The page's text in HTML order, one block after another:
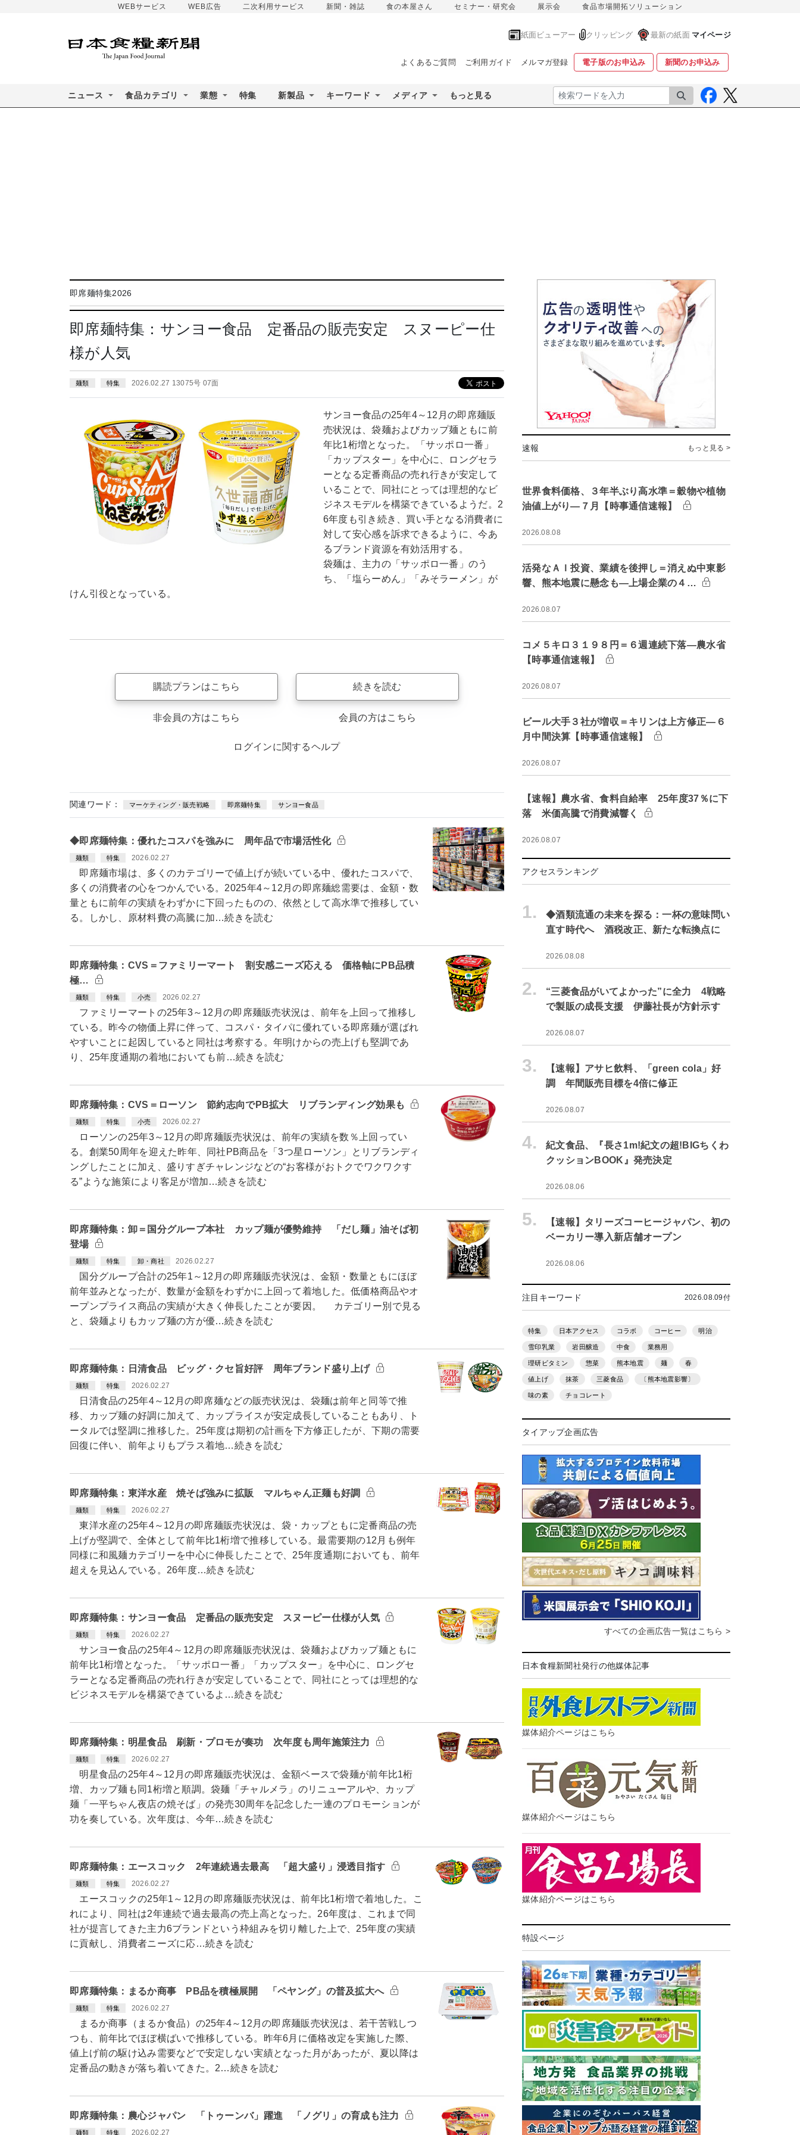
WEBサービス WEB広告 二次利用サービス 新聞・雑誌 食の本屋さん セミナー・研究会 展示会 食品市場開拓ソリューション
紙面ビューアー クリッピング 最新の紙面 マイページ
よくあるご質問 ご利用ガイド メルマガ登録 電子版のお申込み 新聞のお申込み
ニュース 食品カテゴリ 業態 特集 新製品 キーワード メディア もっと見る 検索
即席麺特集2026
即席麺特集：サンヨー食品 定番品の販売安定 スヌーピー仕
様が人気
麺類 特集 2026.02.27 13075号 07面
サンヨー食品の25年4～12月の即席麺販
売状況は、袋麺およびカップ麺ともに前
年比1桁増となった。「サッポロ一番」
「カップスター」を中心に、ロングセラ
ーとなる定番商品の売れ行きが安定して
いることで、同社にとっては理想的なビ
ジネスモデルを構築できているようだ。2
6年度も引き続き、買い手となる消費者に
対して安心感を訴求できるように、今あ
るブランド資源を有効活用する。
袋麺は、主力の「サッポロ一番」のう
ち、「塩らーめん」「みそラーメン」が
けん引役となっている。
購読プランはこちら
非会員の方はこちら
続きを読む
会員の方はこちら
ログインに関するヘルプ
関連ワード： マーケティング・販売戦略 即席麺特集 サンヨー食品
◆即席麺特集：優れたコスパを強みに 周年品で市場活性化
麺類 特集 2026.02.27
即席麺市場は、多くのカテゴリーで値上げが続いている中、優れたコスパで、
多くの消費者の心をつかんでいる。2025年4～12月の即席麺総需要は、金額・数
量ともに前年の実績をわずかに下回ったものの、依然として高水準で推移してい
る。しかし、原材料費の高騰に加…続きを読む
即席麺特集：CVS＝ファミリーマート 割安感ニーズ応える 価格軸にPB品積
極…
麺類 特集 小売 2026.02.27
ファミリーマートの25年3～12月の即席麺販売状況は、前年を上回って推移し
ている。昨今の物価上昇に伴って、コスパ・タイパに優れている即席麺が選ばれ
やすいことに起因していると同社は考察する。年明けからの売上げも堅調であ
り、25年度通期の着地においても前…続きを読む
即席麺特集：CVS＝ローソン 節約志向でPB拡大 リブランディング効果も
麺類 特集 小売 2026.02.27
ローソンの25年3～12月の即席麺販売状況は、前年の実績を数％上回ってい
る。創業50周年を迎えた昨年、同社PB商品を「3つ星ローソン」とリブランディ
ングしたことに加え、盛りすぎチャレンジなどの“お客様がおトクでワクワクす
る”ような施策により客足が増加…続きを読む
即席麺特集：卸＝国分グループ本社 カップ麺が優勢維持 「だし麺」油そば初
登場
麺類 特集 卸・商社 2026.02.27
国分グループ合計の25年1～12月の即席麺販売状況は、金額・数量ともにほぼ
前年並みとなったが、数量が金額をわずかに上回って着地した。低価格商品やオ
ープンプライス商品の実績が大きく伸長したことが要因。 カテゴリー別で見る
と、袋麺よりもカップ麺の方が優…続きを読む
即席麺特集：日清食品 ビッグ・クセ旨好評 周年ブランド盛り上げ
麺類 特集 2026.02.27
日清食品の25年4～12月の即席麺などの販売状況は、袋麺は前年と同等で推
移、カップ麺の好調に加えて、カップライスが安定成長していることもあり、ト
ータルでは堅調に推移した。25年度は期初の計画を下方修正したが、下期の需要
回復に伴い、前年よりもプラス着地…続きを読む
即席麺特集：東洋水産 焼そば強みに拡販 マルちゃん正麺も好調
麺類 特集 2026.02.27
東洋水産の25年4～12月の即席麺販売状況は、袋・カップともに定番商品の売
上げが堅調で、全体として前年比1桁増で推移している。最需要期の12月も例年
同様に和風麺カテゴリーを中心に伸長したことで、25年度通期においても、前年
超えを見込んでいる。26年度…続きを読む
即席麺特集：サンヨー食品 定番品の販売安定 スヌーピー仕様が人気
麺類 特集 2026.02.27
サンヨー食品の25年4～12月の即席麺販売状況は、袋麺およびカップ麺ともに
前年比1桁増となった。「サッポロ一番」「カップスター」を中心に、ロングセ
ラーとなる定番商品の売れ行きが安定していることで、同社にとっては理想的な
ビジネスモデルを構築できているよ…続きを読む
即席麺特集：明星食品 刷新・プロモが奏功 次年度も周年施策注力
麺類 特集 2026.02.27
明星食品の25年4～12月の即席麺販売状況は、金額ベースで袋麺が前年比1桁
増、カップ麺も同1桁増と順調。袋麺「チャルメラ」のリニューアルや、カップ
麺「一平ちゃん夜店の焼そば」の発売30周年を記念した一連のプロモーションが
功を奏している。次年度は、今年…続きを読む
即席麺特集：エースコック 2年連続過去最高 「超大盛り」浸透目指す
麺類 特集 2026.02.27
エースコックの25年1～12月の即席麺販売状況は、前年比1桁増で着地した。こ
れにより、同社は2年連続で過去最高の売上高となった。26年度は、これまで同
社が提言してきた主力6ブランドという枠組みを切り離した上で、25年度の実績
に貢献し、消費者ニーズに応…続きを読む
即席麺特集：まるか商事 PB品を積極展開 「ペヤング」の普及拡大へ
麺類 特集 2026.02.27
まるか商事（まるか食品）の25年4～12月の即席麺販売状況は、若干苦戦しつ
つも、前年比でほぼ横ばいで推移している。昨年6月に価格改定を実施した際、
値上げ前の駆け込み需要などで安定しない実績となった月があったが、夏以降は
定番品の動きが落ち着いてきた。2…続きを読む
即席麺特集：農心ジャパン 「トゥーンバ」躍進 「ノグリ」の育成も注力
麺類 特集 2026.02.27
速報 もっと見る >
世界食料価格、３年半ぶり高水準＝穀物や植物
油値上がり―７月【時事通信速報】
2026.08.08
活発なＡＩ投資、業績を後押し＝消えぬ中東影
響、熊本地震に懸念も―上場企業の４…
2026.08.07
コメ５キロ３１９８円＝６週連続下落―農水省
【時事通信速報】
2026.08.07
ビール大手３社が増収＝キリンは上方修正―６
月中間決算【時事通信速報】
2026.08.07
【速報】農水省、食料自給率 25年度37％に下
落 米価高騰で消費減響く
2026.08.07
アクセスランキング
1.
◆酒類流通の未来を探る：一杯の意味問い
直す時代へ 酒税改正、新たな転換点に
2026.08.08
2.
“三菱食品がいてよかった”に全力 4戦略
で製販の成長支援 伊藤社長が方針示す
2026.08.07
3.
【速報】アサヒ飲料、「green cola」好
調 年間販売目標を4倍に修正
2026.08.07
4.
紀文食品、『長さ1m!紀文の超!BIGちくわ
クッションBOOK』発売決定
2026.08.06
5.
【速報】タリーズコーヒージャパン、初の
ベーカリー導入新店舗オープン
2026.08.06
注目キーワード 2026.08.09付
特集 日本アクセス コラボ コーヒー 明治
雪印乳業 岩田醸造 中食 業務用
理研ビタミン 惣菜 熊本地震 麺 春
値上げ 抹茶 三菱食品 〔熊本地震影響〕
味の素 チョコレート
タイアップ企画広告
すべての企画広告一覧はこちら >
日本食糧新聞社発行の他媒体記事
媒体紹介ページはこちら
媒体紹介ページはこちら
媒体紹介ページはこちら
特設ページ